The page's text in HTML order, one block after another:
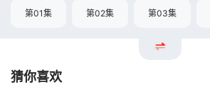
第01集 第02集 第03集
猜你喜欢